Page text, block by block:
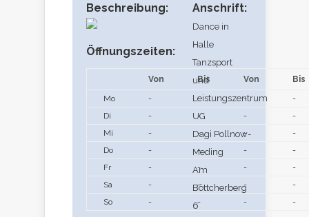
Beschreibung:
Öffnungszeiten:
Von Bis Von
Bis
Mo
- - -
-
Di
- - -
-
Mi
- - -
-
Do
- - -
-
Fr
- - -
-
Sa
- - -
-
So
- - - -
Anschrift:
Dance in
Halle
Tanzsport
und
Leistungszentrum
UG
Dagi Pollnow-
Meding
Am
Böttcherberg
6